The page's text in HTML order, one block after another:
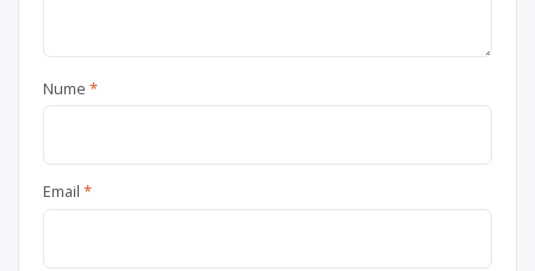
Nume *
Email *